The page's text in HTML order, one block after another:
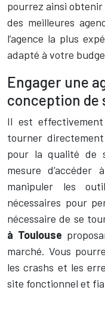
pourrez ainsi obtenir
des meilleures
l’agence la plus
adapté à votre
Engager une
conception de
Il est
tourner
pour la qualité de
mesure
manipuler les
nécessaires pour
nécessaire de se
à Toulouse
marché. Vous
les crashs et les
site fonctionnel et